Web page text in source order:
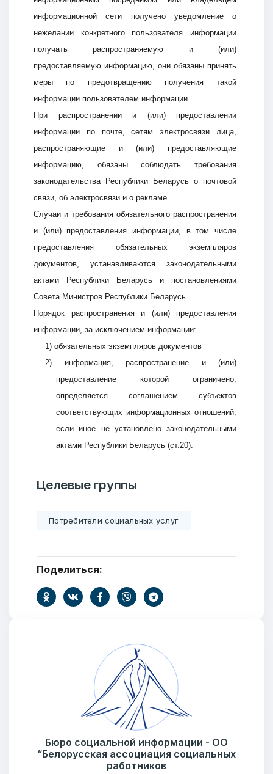
Бюро социальной информации
Email:
Тел./Факс:+375 (17) 235-04-48
E-mail
информационной сети получено уведомление о
нежелании конкретного пользователя информации
получать распространяемую и (или)
предоставляемую информацию, они обязаны принять
меры по предотвращению получения такой
информации пользователем информации.
При распространении и (или) предоставлении
информации по почте, сетям электросвязи лица,
распространяющие и (или) предоставляющие
информацию, обязаны соблюдать требования
законодательства Республики Беларусь о почтовой
связи, об электросвязи и о рекламе.
Случаи и требования обязательного распространения
и (или) предоставления информации, в том числе
предоставления обязательных экземпляров
документов, устанавливаются законодательными
актами Республики Беларусь и постановлениями
Совета Министров Республики Беларусь.
Порядок распространения и (или) предоставления
информации, за исключением информации:
1) обязательных экземпляров документов
2) информация, распространение и (или)
предоставление которой ограничено,
определяется соглашением субъектов
соответствующих информационных отношений,
если иное не установлено законодательными
актами Республики Беларусь (ст.20).
Целевые группы
Потребители социальных услуг
Поделиться:
Бюро социальной информации - ОО
“Белорусская ассоциация социальных
работников